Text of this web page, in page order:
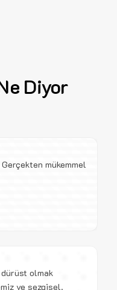
Diyor
mükemmel
olmak
ve sezgisel.